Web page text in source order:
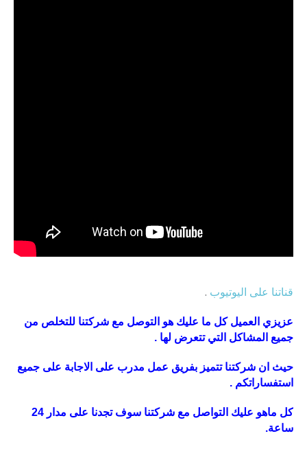
قناتنا على اليوتيوب .
عزيزي العميل كل ما عليك هو التوصل مع شركتنا للتخلص من
جميع المشاكل التي تتعرض لها .
حيث ان شركتنا تتميز بفريق عمل مدرب على الاجابة على جميع
استفساراتكم .
كل ماهو عليك التواصل مع شركتنا سوف تجدنا على مدار 24
ساعة.